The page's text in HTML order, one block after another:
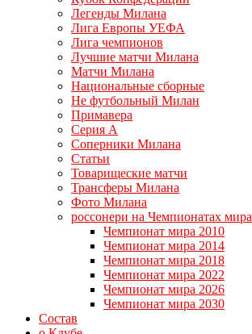
Легенды Милана
Лига Европы УЕФА
Лига чемпионов
Лучшие матчи Милана
Матчи Милана
Национальные сборные
Не футбольный Милан
Примавера
Серия А
Соперники Милана
Статьи
Товарищеские матчи
Трансферы Милана
Фото Милана
россонери на Чемпионатах мира
Чемпионат мира 2010
Чемпионат мира 2014
Чемпионат мира 2018
Чемпионат мира 2022
Чемпионат мира 2026
Чемпионат мира 2030
Состав